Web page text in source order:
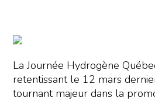
La Journée Hydrogène
retentissant le 12 mars
tournant majeur dans la